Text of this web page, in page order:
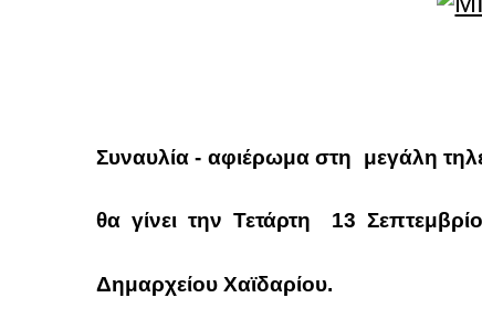
Συναυλία - αφιέρωμα στη μεγάλη
θα γίνει την Τετάρτη 13
Δημαρχείου Χαϊδαρίου.